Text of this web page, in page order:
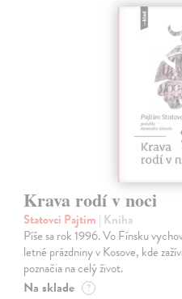
Krava rodí v noci
Statovci Pajtim | Kniha
Píše sa rok 1996. Vo Fínsku
letné prázdniny v Kosove, kde
poznačia na celý život.
Na sklade ?